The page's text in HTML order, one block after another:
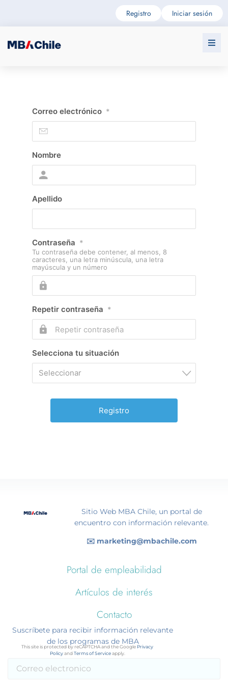
Registro Iniciar sesión
Correo electrónico *
Nombre
Apellido
Contraseña *
Tu contraseña debe contener, al menos, 8
caracteres, una letra minúscula, una letra
mayúscula y un número
Repetir contraseña *
Selecciona tu situación
Seleccionar
Sitio Web MBA Chile, un portal de
encuentro con información relevante.
✉️ marketing@mbachile.com
Portal de empleabilidad
Artículos de interés
Contacto
Suscríbete para recibir información relevante
de los programas de MBA
This site is protected by reCAPTCHA and the Google Privacy
PolicyandTerms of Serviceapply.